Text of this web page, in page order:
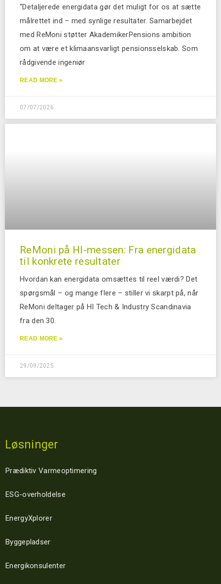
“Detaljerede energidata gør det muligt for os at sætte
målrettet ind – med synlige resultater. Samarbejdet
med ReMoni støtter AkademikerPensions ambition
om at være et klimaansvarligt pensionsselskab. Som
rådgivende ingeniør
READ MORE »
07/07/2026
ReMoni på HI-messen: Fra energidata
til konkrete resultater
Hvordan kan energidata omsættes til reel værdi? Det
spørgsmål – og mange flere – stiller vi skarpt på, når
ReMoni deltager på HI Tech & Industry Scandinavia
fra den 30.
READ MORE »
29/09/2025
Løsninger
Prædiktiv Varmeoptimering
ESG-overholdelse
EnergyXplorer
Byggepladser
Energikonsulenter